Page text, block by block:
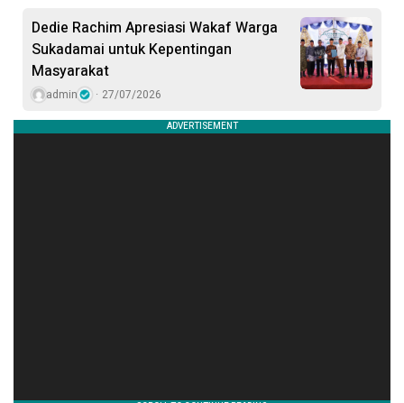
Dedie Rachim Apresiasi Wakaf Warga
Sukadamai untuk Kepentingan
Masyarakat
admin 27/07/2026